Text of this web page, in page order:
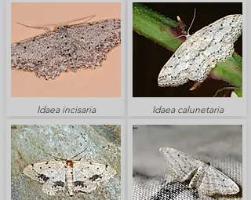
Idaea incisaria Idaea calunetaria